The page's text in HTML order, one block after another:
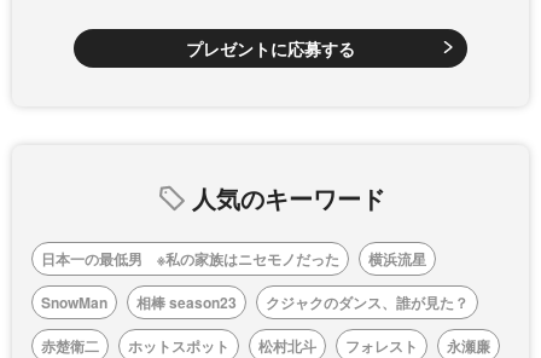
プレゼントに応募する
人気のキーワード
日本一の最低男 ※私の家族はニセモノだった
横浜流星
SnowMan
相棒 season23
クジャクのダンス、誰が見た？
赤楚衛二
ホットスポット 松村北斗 フォレスト
永瀬廉